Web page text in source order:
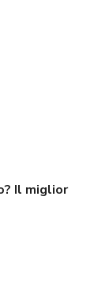
Il miglior